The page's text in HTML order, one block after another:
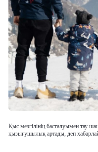
Қыс мезгілінің басталуымен тау
қызығушылық артады, деп